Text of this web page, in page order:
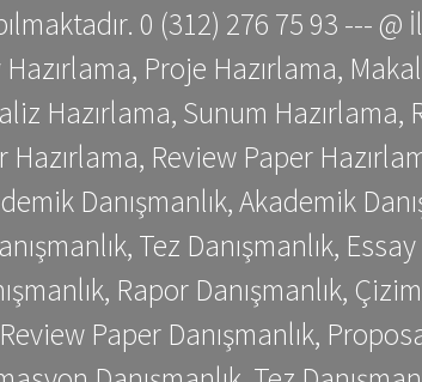
0 (312) 276 75 93 ---
Hazırlama, Proje Hazırlama,
Hazırlama, Sunum Hazırlama,
Hazırlama, Review Paper
Danışmanlık, Akademik
Tez Danışmanlık,
Rapor Danışmanlık,
Review Paper Danışmanlık,